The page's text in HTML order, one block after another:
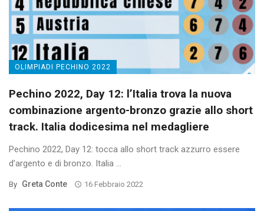
OLIMPIADI PECHINO 2022
Pechino 2022, Day 12: l’Italia trova la nuova
combinazione argento-bronzo grazie allo short
track. Italia dodicesima nel medagliere
Pechino 2022, Day 12: tocca allo short track azzurro essere
d’argento e di bronzo. Italia ...
By Greta Conte 16 Febbraio 2022